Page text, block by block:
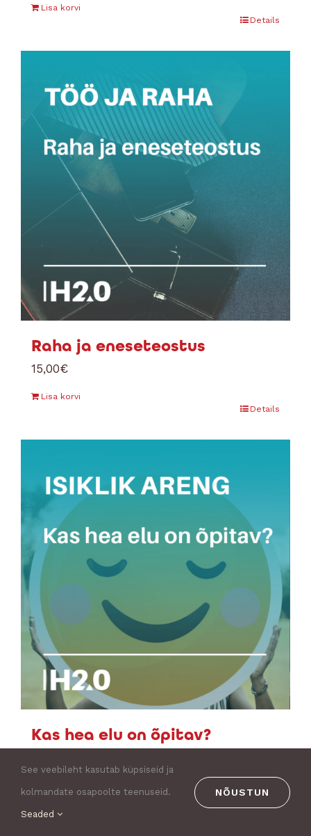
Lisa korvi
Details
Raha ja eneseteostus
15,00€
Lisa korvi
Details
Kas hea elu on õpitav?
Details
See veebileht kasutab küpsiseid ja
kolmandate osapoolte teenuseid.
Seaded
NÕUSTUN